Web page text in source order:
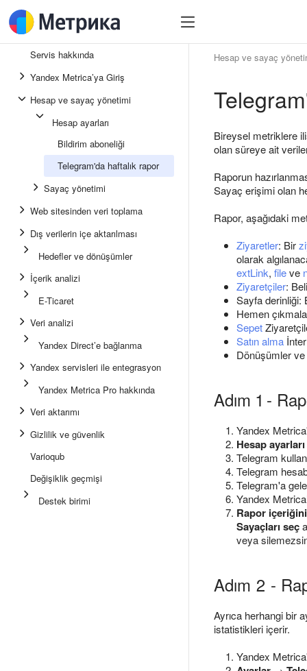
Servis hakkında
Yandex Metrica’ya Giriş
Hesap ve sayaç yönetimi
Hesap ayarları
Bildirim aboneliği
Telegram'da haftalık rapor
Sayaç yönetimi
Web sitesinden veri toplama
Dış verilerin içe aktarılması
Hedefler ve dönüşümler
İçerik analizi
E-Ticaret
Veri analizi
Yandex Direct’e bağlanma
Yandex servisleri ile entegrasyon
Yandex Metrica Pro hakkında
Veri aktarımı
Gizlilik ve güvenlik
Varioqub
Değişiklik geçmişi
Destek birimi
Hesap ve sayaç
Bireysel metriklere
olan süreye ait
Raporun
Sayaç erişimi olan
Rapor, aşağıdaki
Ziyaretler: Bir
olarak
extLink, fileve
Ziyaretçiler:
Sayfa derinliği:
Hemen
Sepet
Satın alma
Dönüşümler ve
Adım 1 -
Yandex
Hesap ayarları
Telegram
Telegram
Telegram'a
Yandex
Rapor
Sayaçları seç
veya
Adım 2 -
Ayrıca herhangi bir
istatistikleri içerir.
Yandex